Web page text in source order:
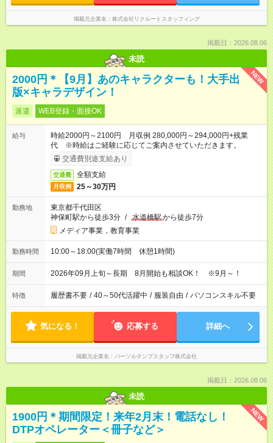
掲載元企業名 株式会社リクルートスタッフィング
掲載日：2026.08.06
未読
NEW
2000円＊【9月】あのキャラクターも！大手出
版×キャラデザイン！
派遣 WEB登録・面接OK
給与
時給2000円～2100円 月収例 280,000円～294,000円+残業
代 ※時給はご経験に応じてご案内させていただきます。
交通費別途支給あり
交通費 全額支給
月収例 25～30万円
勤務地
東京都千代田区
神保町駅から徒歩3分 / 水道橋駅から徒歩7分
メディア事業，教育事業
勤務時間 10:00～18:00(実働7時間 休憩1時間)
期間 2026年09月上旬～長期 8月開始も相談OK！ ※9月～！
特徴 履歴書不要 / 40～50代活躍中 / 服装自由 / パソコンスキル不要
気になる！ 応募する 詳細へ
掲載元企業名 パーソルテンプスタッフ株式会社
掲載日：2026.08.06
未読
NEW
1900円＊期間限定！来年2月末！電話なし！
DTPオペレーター＜冊子など＞